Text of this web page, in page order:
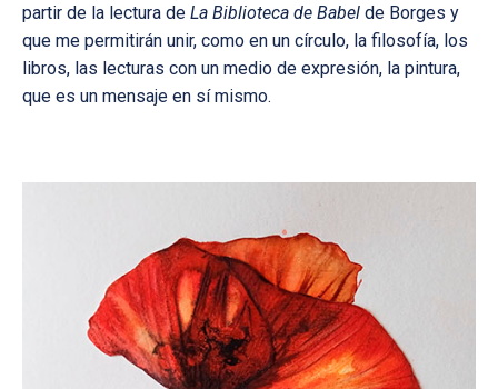
partir de la lectura de La Biblioteca de Babel de Borges y
que me permitirán unir, como en un círculo, la filosofía, los
libros, las lecturas con un medio de expresión, la pintura,
que es un mensaje en sí mismo.